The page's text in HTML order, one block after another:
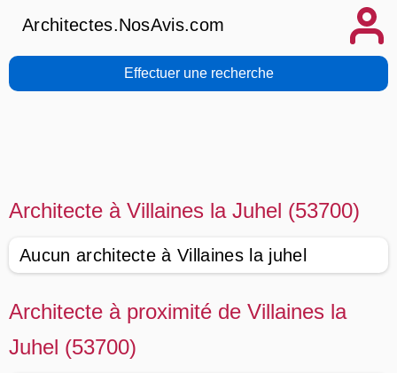
Architectes.NosAvis.com
Effectuer une recherche
Architecte à Villaines la Juhel (53700)
Aucun architecte à Villaines la juhel
Architecte à proximité de Villaines la
Juhel (53700)